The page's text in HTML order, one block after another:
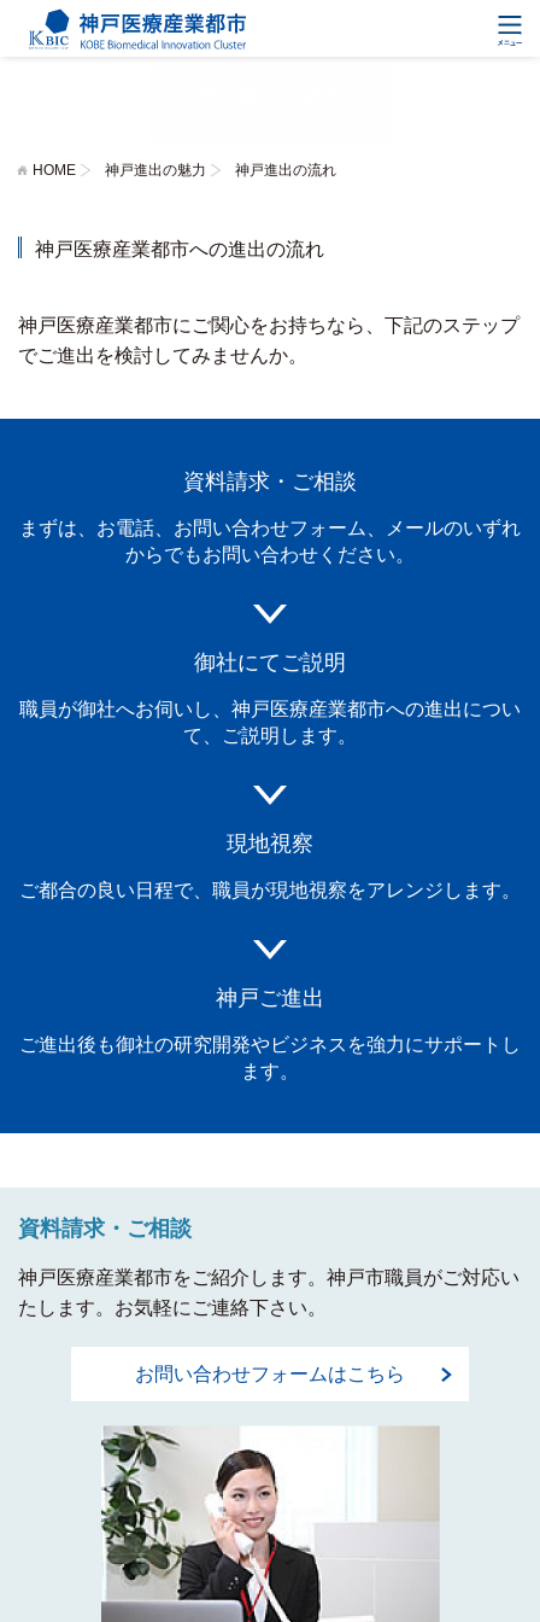
HOME 神戸進出の魅力 神戸進出の流れ
神戸医療産業都市への進出の流れ
神戸医療産業都市にご関心をお持ちなら、下記のステップ
でご進出を検討してみませんか。
資料請求・ご相談
まずは、お電話、お問い合わせフォーム、メールのいずれ
からでもお問い合わせください。
御社にてご説明
職員が御社へお伺いし、神戸医療産業都市への進出につい
て、ご説明します。
現地視察
ご都合の良い日程で、職員が現地視察をアレンジします。
神戸ご進出
ご進出後も御社の研究開発やビジネスを強力にサポートし
ます。
資料請求・ご相談
神戸医療産業都市をご紹介します。神戸市職員がご対応い
たします。お気軽にご連絡下さい。
お問い合わせフォームはこちら